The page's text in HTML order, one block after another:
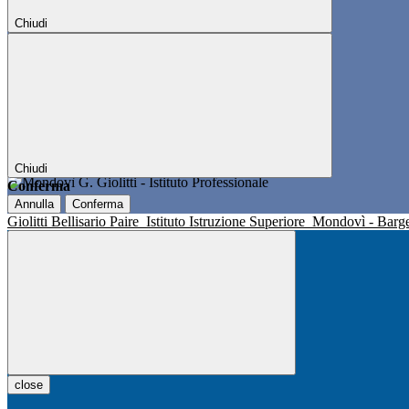
Chiudi
Chiudi
Conferma
Annulla Conferma
Giolitti Bellisario Paire Istituto Istruzione Superiore Mondovì -
close